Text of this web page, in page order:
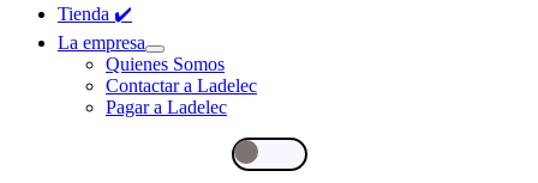
Tienda ✔️
La empresa
Quienes Somos
Contactar a Ladelec
Pagar a Ladelec